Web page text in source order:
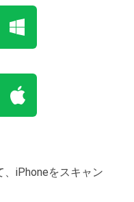
、iPhoneをスキャン